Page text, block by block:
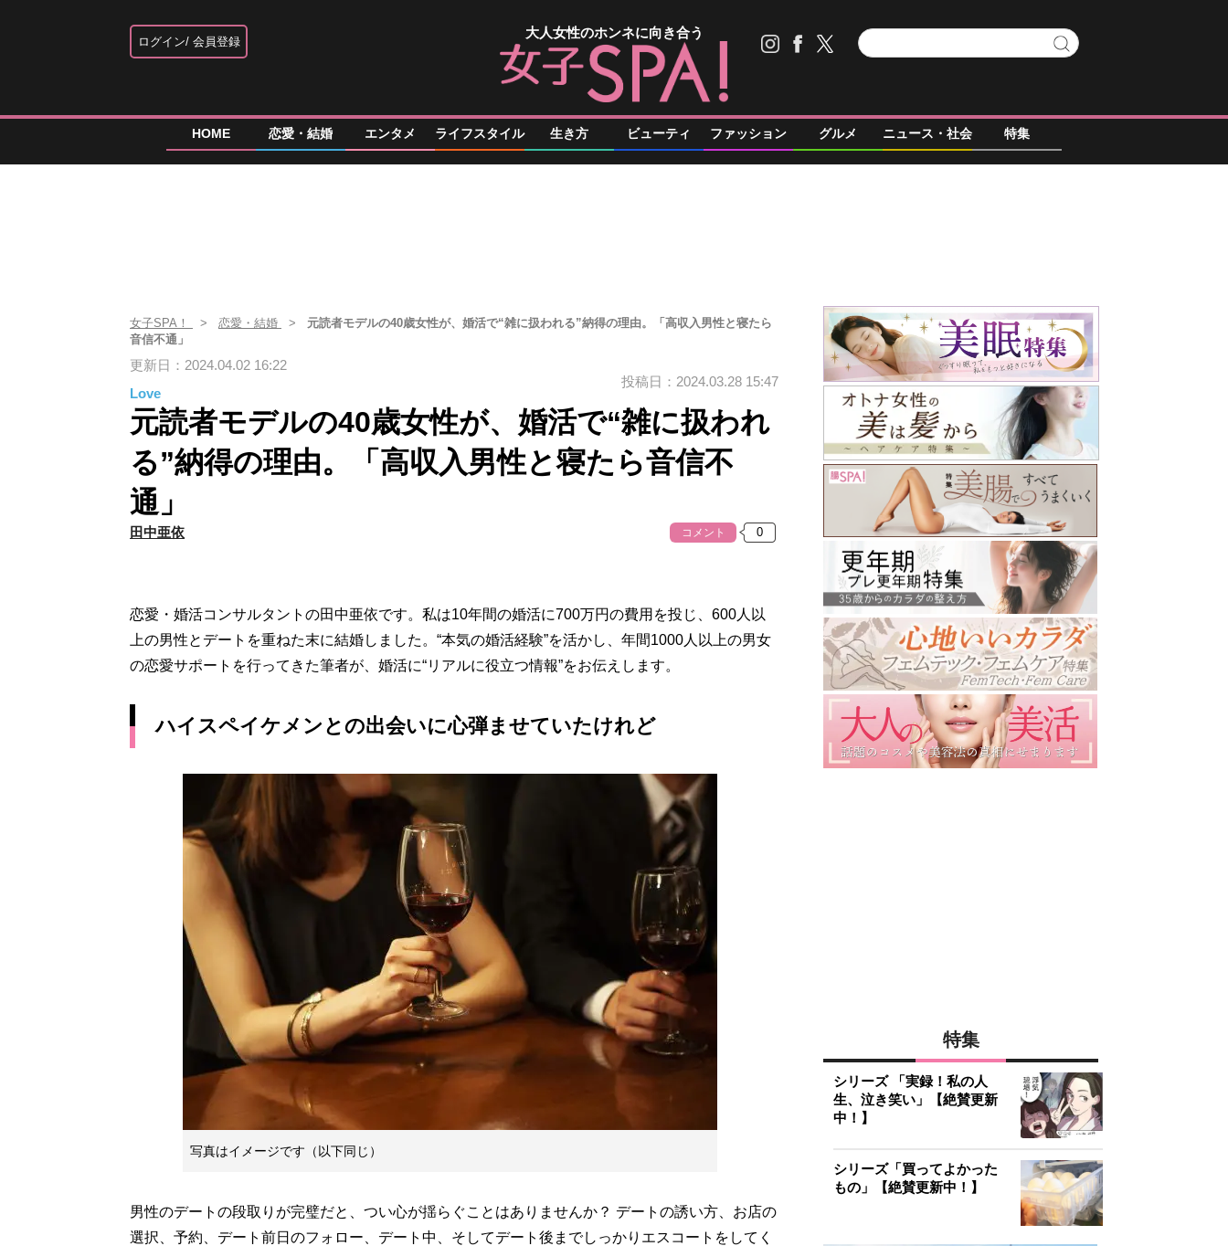
ログイン 会員登録
大人女性のホンネに向き合う
HOME 恋愛・結婚 エンタメ ライフスタイル 生き方 ビューティ ファッション グルメ ニュース・社会 特集
女子SPA！ 恋愛・結婚
元読者モデルの40歳女性が、婚活で“雑に扱われる”納得の理由。「高収入男性と寝たら
音信不通」
更新日：2024.04.02 16:22
Love
投稿日：2024.03.28 15:47
元読者モデルの40歳女性が、婚活で“雑に扱われ
る”納得の理由。「高収入男性と寝たら音信不
通」
田中亜依 コメント
恋愛・婚活コンサルタントの田中亜依です。私は10年間の婚活に700万円の費用を投じ、600人以
上の男性とデートを重ねた末に結婚しました。“本気の婚活経験”を活かし、年間1000人以上の男女
の恋愛サポートを行ってきた筆者が、婚活に“リアルに役立つ情報”をお伝えします。
ハイスペイケメンとの出会いに心弾ませていたけれど
写真はイメージです（以下同じ）
男性のデートの段取りが完璧だと、つい心が揺らぐことはありませんか？ デートの誘い方、お店の
選択、予約、デート前日のフォロー、デート中、そしてデート後までしっかりエスコートをしてく
特集
シリーズ 「実録！私の人
生、泣き笑い」【絶賛更新
中！】
シリーズ「買ってよかった
もの」【絶賛更新中！】